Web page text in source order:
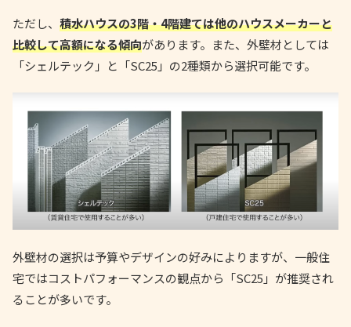
ただし、 積水ハウスの3階・4階建ては他のハウスメーカーと
比較して高額になる傾向があります。また、外壁材としては
「シェルテック」と「SC25」の2種類から選択可能です。
外壁材の選択は予算やデザインの好みによりますが、一般住
宅ではコストパフォーマンスの観点から「SC25」が推奨され
ることが多いです。